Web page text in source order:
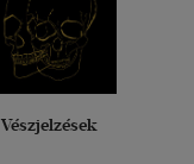
Vészjelzések